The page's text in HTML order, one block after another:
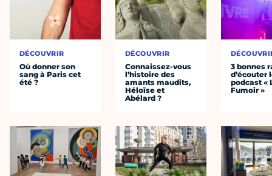
DÉCOUVRIR
Où donner son
sang à Paris cet
été ?
DÉCOUVRIR
Connaissez-vous
l’histoire des
amants maudits,
Héloïse et
Abélard ?
3 bonnes
d’écouter
podcast «
Fumoir »